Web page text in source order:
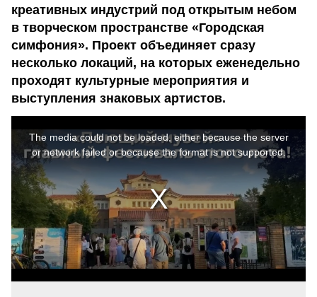
креативных индустрий под открытым небом
в творческом пространстве «Городская
симфония». Проект объединяет сразу
несколько локаций, на которых еженедельно
проходят культурные мероприятия и
выступления знаковых артистов.
The media could not be loaded, either because the server
or network failed or because the format is not supported.